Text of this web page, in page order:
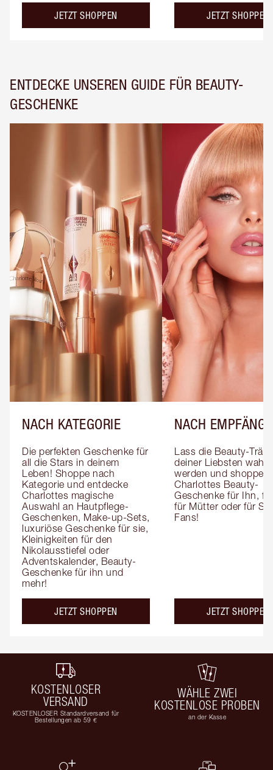
JETZT SHOPPEN JETZT SHOPPEN
ENTDECKE UNSEREN GUIDE FÜR BEAUTY-
GESCHENKE
NACH KATEGORIE
Die perfekten Geschenke für
all die Stars in deinem
Leben! Shoppe nach
Kategorie und entdecke
Charlottes magische
Auswahl an Hautpflege-
Geschenken, Make-up-Sets,
luxuriöse Geschenke für sie,
Kleinigkeiten für den
Nikolausstiefel oder
Adventskalender, Beauty-
Geschenke für ihn und
mehr!
JETZT SHOPPEN
NACH
Lass die Beauty-
deiner Liebsten wahr
werden und shoppe
Charlottes Beauty-
Geschenke für Ihn,
für Mütter oder für
Fans!
JETZT SHOPPEN
KOSTENLOSER
VERSAND
KOSTENLOSER Standardversand für
Bestellungen ab 59 €
WÄHLE ZWEI
KOSTENLOSE PROBEN
an der Kasse